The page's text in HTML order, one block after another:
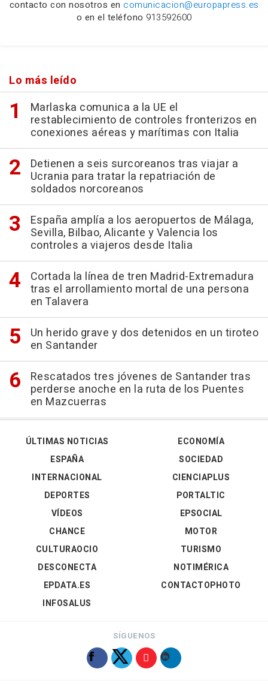
contacto con nosotros en comunicacion@europapress.es
o en el teléfono 913592600
Lo más leído
Marlaska comunica a la UE el
restablecimiento de controles fronterizos en
conexiones aéreas y marítimas con Italia
Detienen a seis surcoreanos tras viajar a
Ucrania para tratar la repatriación de
soldados norcoreanos
España amplía a los aeropuertos de Málaga,
Sevilla, Bilbao, Alicante y Valencia los
controles a viajeros desde Italia
Cortada la línea de tren Madrid-Extremadura
tras el arrollamiento mortal de una persona
en Talavera
Un herido grave y dos detenidos en un tiroteo
en Santander
Rescatados tres jóvenes de Santander tras
perderse anoche en la ruta de los Puentes
en Mazcuerras
ÚLTIMAS NOTICIAS
ESPAÑA
INTERNACIONAL
DEPORTES
VÍDEOS
ECONOMÍA
SOCIEDAD
CIENCIAPLUS
PORTALTIC
EPSOCIAL
CHANCE
CULTURAOCIO
DESCONECTA
EPDATA.ES
INFOSALUS
MOTOR
TURISMO
NOTIMÉRICA
CONTACTOPHOTO
SÍGUENOS